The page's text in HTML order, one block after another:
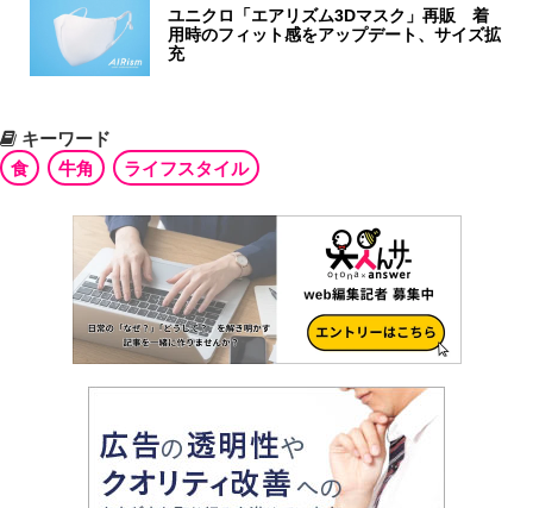
ユニクロ「エアリズム3Dマスク」再販 着
用時のフィット感をアップデート、サイズ拡
充
キーワード
食
牛角 ライフスタイル